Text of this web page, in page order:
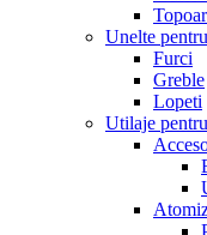
Unelte
Furci
Greble
Lopeti
Utilaje